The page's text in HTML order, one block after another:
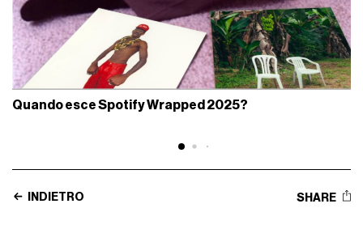
Quando esce Spotify Wrapped 2025?
INDIETRO SHARE